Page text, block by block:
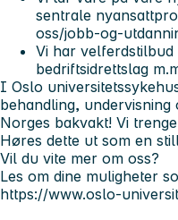
sentrale
oss/jobb-og-
Vi har
bedriftsidrettslag
I Oslo
behandling,
Norges bakvakt! Vi
Høres dette ut som en
Vil du vite mer om oss?
Les om dine muligheter
https://www.oslo-